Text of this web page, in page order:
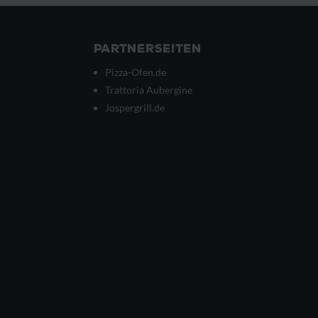
Partnerseiten
Pizza-Ofen.de
Trattoria Aubergine
Jospergrill.de